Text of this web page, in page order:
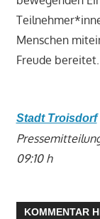
Menschen
Freude bereitet.
Stadt Troisdorf
09:10 h
KOMMENTAR